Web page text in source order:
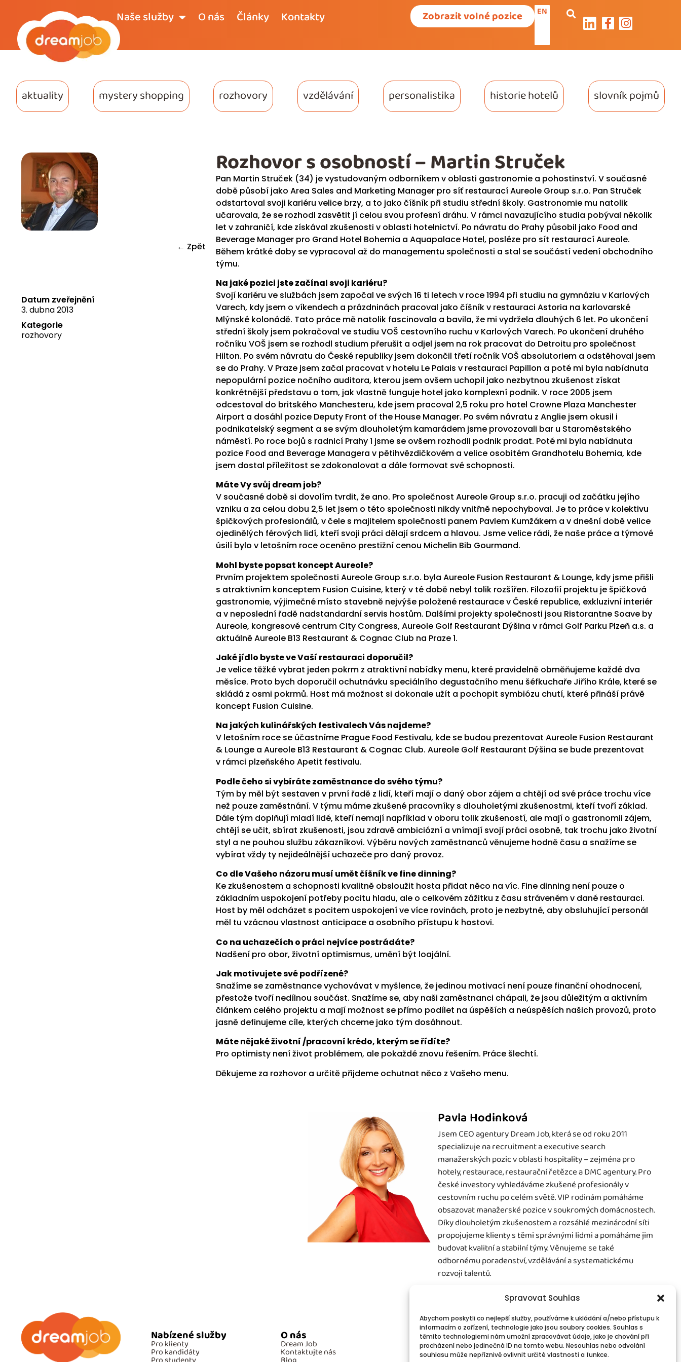
Spravovat Souhlas
Abychom poskytli co nejlepší služby, používáme k ukládání a/nebo přístupu k
informacím o zařízení, technologie jako jsou soubory cookies. Souhlas s
těmito technologiemi nám umožní zpracovávat údaje, jako je chování při
procházení nebo jedinečná ID na tomto webu. Nesouhlas nebo odvolání
souhlasu může nepříznivě ovlivnit určité vlastnosti a funkce.
Naše služby O nás Články Kontakty Zobrazit volné pozice EN
aktuality mystery shopping rozhovory vzdělávání personalistika historie hotelů slovník pojmů
← Zpět
Datum zveřejnění
3. dubna 2013
Kategorie
rozhovory
Pan Martin Struček (34) je vystudovaným odborníkem v oblasti gastronomie a pohostinství. V současné
době působí jako Area Sales and Marketing Manager pro síť restaurací Aureole Group s.r.o. Pan Struček
odstartoval svoji kariéru velice brzy, a to jako číšník při studiu střední školy. Gastronomie mu natolik
učarovala, že se rozhodl zasvětit jí celou svou profesní dráhu. V rámci navazujícího studia pobýval několik
let v zahraničí, kde získával zkušenosti v oblasti hotelnictví. Po návratu do Prahy působil jako Food and
Beverage Manager pro Grand Hotel Bohemia a Aquapalace Hotel, posléze pro sít restaurací Aureole.
Během krátké doby se vypracoval až do managementu společnosti a stal se součástí vedení obchodního
týmu.
Na jaké pozici jste začínal svoji kariéru?
Svojí kariéru ve službách jsem započal ve svých 16 ti letech v roce 1994 při studiu na gymnáziu v Karlových
Varech, kdy jsem o víkendech a prázdninách pracoval jako číšník v restauraci Astoria na karlovarské
Mlýnské kolonádě. Tato práce mě natolik fascinovala a bavila, že mi vydržela dlouhých 6 let. Po ukončení
střední školy jsem pokračoval ve studiu VOŠ cestovního ruchu v Karlových Varech. Po ukončení druhého
ročníku VOŠ jsem se rozhodl studium přerušit a odjel jsem na rok pracovat do Detroitu pro společnost
Hilton. Po svém návratu do České republiky jsem dokončil třetí ročník VOŠ absolutoriem a odstěhoval jsem
se do Prahy. V Praze jsem začal pracovat v hotelu Le Palais v restauraci Papillon a poté mi byla nabídnuta
nepopulární pozice nočního auditora, kterou jsem ovšem uchopil jako nezbytnou zkušenost získat
konkrétnější představu o tom, jak vlastně funguje hotel jako komplexní podnik. V roce 2005 jsem
odcestoval do britského Manchesteru, kde jsem pracoval 2,5 roku pro hotel Crowne Plaza Manchester
Airport a dosáhl pozice Deputy Front of the House Manager. Po svém návratu z Anglie jsem okusil i
podnikatelský segment a se svým dlouholetým kamarádem jsme provozovali bar u Staroměstského
náměstí. Po roce bojů s radnicí Prahy 1 jsme se ovšem rozhodli podnik prodat. Poté mi byla nabídnuta
pozice Food and Beverage Managera v pětihvězdičkovém a velice osobitém Grandhotelu Bohemia, kde
jsem dostal příležitost se zdokonalovat a dále formovat své schopnosti.
Máte Vy svůj dream job?
V současné době si dovolím tvrdit, že ano. Pro společnost Aureole Group s.r.o. pracuji od začátku jejího
vzniku a za celou dobu 2,5 let jsem o této společnosti nikdy vnitřně nepochyboval. Je to práce v kolektivu
špičkových profesionálů, v čele s majitelem společnosti panem Pavlem Kumžákem a v dnešní době velice
ojedinělých férových lidí, kteří svoji práci dělají srdcem a hlavou. Jsme velice rádi, že naše práce a týmové
úsilí bylo v letošním roce oceněno prestižní cenou Michelin Bib Gourmand.
Mohl byste popsat koncept Aureole?
Prvním projektem společnosti Aureole Group s.r.o. byla Aureole Fusion Restaurant & Lounge, kdy jsme přišli
s atraktivním konceptem Fusion Cuisine, který v té době nebyl tolik rozšířen. Filozofií projektu je špičková
gastronomie, výjimečné místo stavebně nejvýše položené restaurace v České republice, exkluzivní interiér
a v neposlední řadě nadstandardní servis hostům. Dalšími projekty společnosti jsou Ristorantne Soave by
Aureole, kongresové centrum City Congress, Aureole Golf Restaurant Dýšina v rámci Golf Parku Plzeň a.s. a
aktuálně Aureole B13 Restaurant & Cognac Club na Praze 1.
Jaké jídlo byste ve Vaší restauraci doporučil?
Je velice těžké vybrat jeden pokrm z atraktivní nabídky menu, které pravidelně obměňujeme každé dva
měsíce. Proto bych doporučil ochutnávku speciálního degustačního menu šéfkuchaře Jiřího Krále, které se
skládá z osmi pokrmů. Host má možnost si dokonale užít a pochopit symbiózu chutí, které přináší právě
koncept Fusion Cuisine.
Na jakých kulinářských festivalech Vás najdeme?
V letošním roce se účastníme Prague Food Festivalu, kde se budou prezentovat Aureole Fusion Restaurant
& Lounge a Aureole B13 Restaurant & Cognac Club. Aureole Golf Restaurant Dýšina se bude prezentovat
v rámci plzeňského Apetit festivalu.
Podle čeho si vybíráte zaměstnance do svého týmu?
Tým by měl být sestaven v první řadě z lidí, kteří mají o daný obor zájem a chtějí od své práce trochu více
než pouze zaměstnání. V týmu máme zkušené pracovníky s dlouholetými zkušenostmi, kteří tvoří základ.
Dále tým doplňují mladí lidé, kteří nemají například v oboru tolik zkušeností, ale mají o gastronomii zájem,
chtějí se učit, sbírat zkušenosti, jsou zdravě ambiciózní a vnímají svojí práci osobně, tak trochu jako životní
styl a ne pouhou službu zákazníkovi. Výběru nových zaměstnanců věnujeme hodně času a snažíme se
vybírat vždy ty nejideálnější uchazeče pro daný provoz.
Co dle Vašeho názoru musí umět číšník ve fine dinning?
Ke zkušenostem a schopnosti kvalitně obsloužit hosta přidat něco na víc. Fine dinning není pouze o
základním uspokojení potřeby pocitu hladu, ale o celkovém zážitku z času stráveném v dané restauraci.
Host by měl odcházet s pocitem uspokojení ve více rovinách, proto je nezbytné, aby obsluhující personál
měl tu vzácnou vlastnost anticipace a osobního přístupu k hostovi.
Co na uchazečích o práci nejvíce postrádáte?
Nadšení pro obor, životní optimismus, umění být loajální.
Jak motivujete své podřízené?
Snažíme se zaměstnance vychovávat v myšlence, že jedinou motivací není pouze finanční ohodnocení,
přestože tvoří nedílnou součást. Snažíme se, aby naši zaměstnanci chápali, že jsou důležitým a aktivním
článkem celého projektu a mají možnost se přímo podílet na úspěších a neúspěších našich provozů, proto
jasně definujeme cíle, kterých chceme jako tým dosáhnout.
Máte nějaké životní /pracovní krédo, kterým se řídíte?
Pro optimisty není život problémem, ale pokaždé znovu řešením. Práce šlechtí.
Děkujeme za rozhovor a určitě přijdeme ochutnat něco z Vašeho menu.
Pavla Hodinková
Jsem CEO agentury Dream Job, která se od roku 2011
specializuje na recruitment a executive search
manažerských pozic v oblasti hospitality – zejména pro
hotely, restaurace, restaurační řetězce a DMC agentury. Pro
české investory vyhledáváme zkušené profesionály v
cestovním ruchu po celém světě. VIP rodinám pomáháme
obsazovat manažerské pozice v soukromých domácnostech.
Díky dlouholetým zkušenostem a rozsáhlé mezinárodní síti
propojujeme klienty s těmi správnými lidmi a pomáháme jim
budovat kvalitní a stabilní týmy. Věnujeme se také
odbornému poradenství, vzdělávání a systematickému
rozvoji talentů.
Rozhovor s osobností – Martin Struček
Nabízené služby
Pro klienty
Pro kandidáty
O nás
Dream Job
Kontaktujte nás
Povinné informace
GDPR
Cookies
Spojte se s námi!
Kontakty